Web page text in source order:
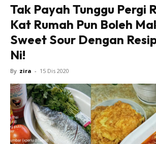
Tak Payah Tunggu Pergi
Kat Rumah Pun Boleh
Sweet Sour Dengan
Ni!
By zira - 15 Dis 2020